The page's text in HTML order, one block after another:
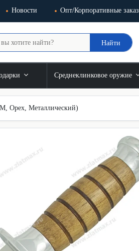
Новости Опт/Корпоративные
Найти
Среднеклинковое оружие
Орех, Металлический)